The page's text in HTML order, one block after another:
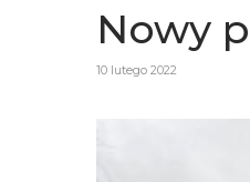
Nowy
10 lutego 2022